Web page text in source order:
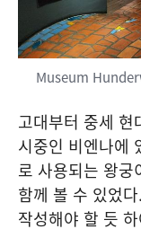
Museum
고대부터 중세 현
시중인 비엔나에
로 사용되는 왕궁
함께 볼 수 있었다.
작성해야 할 듯